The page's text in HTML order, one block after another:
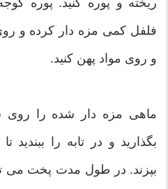
فلفل كمی مزه دار كرده و روی
و روی مواد پهن كنيد.
ماهی مزه دار شده را روی
بگذاريد و در تابه را ببنديد
بپزند. در طول مدت پخت می